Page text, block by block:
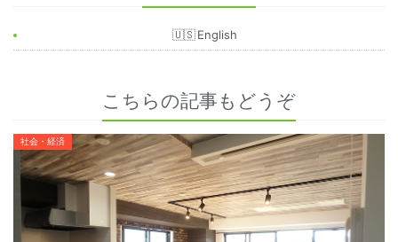
English
こちらの記事もどうぞ
社会・経済